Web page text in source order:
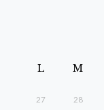
L M
27 28